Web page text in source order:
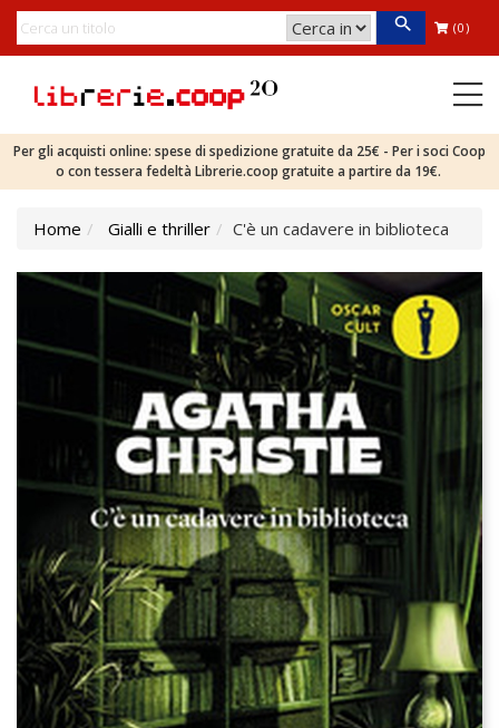
(0)
Per gli acquisti online: spese di spedizione gratuite da 25€ - Per i soci Coop
o con tessera fedeltà Librerie.coop gratuite a partire da 19€.
Home Gialli e thriller C'è un cadavere in biblioteca